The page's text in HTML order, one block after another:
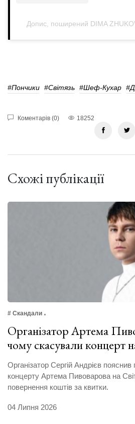
Допис, поширений DIMA
#пончики #Світязь #шеф-Кухар
Коментарів (0) 18252
Схожі публікації
# Скандали
Організатор Артема
чому скасували концерт
Організатор Сергій Андрієв
концерту Артема Пивоварова на
повернення коштів за квитки.
04 Липня 2026